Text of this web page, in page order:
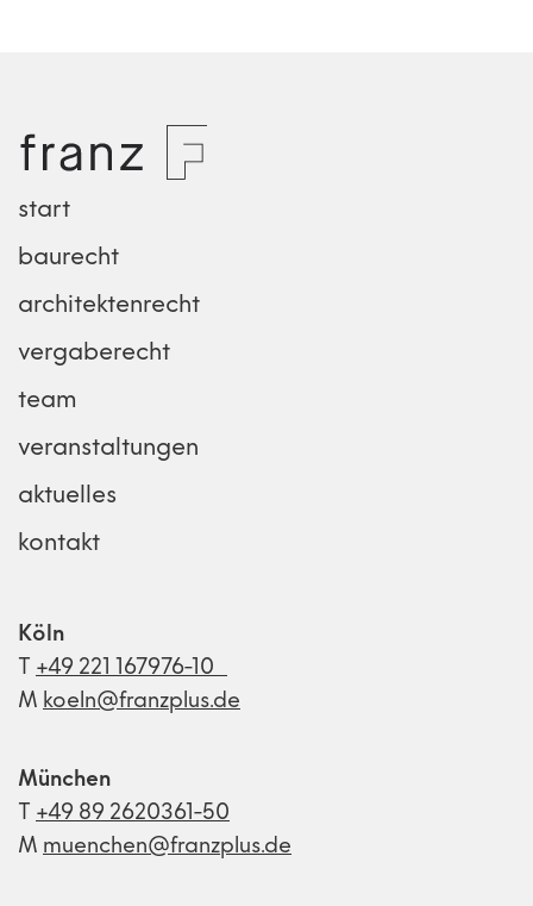
start
baurecht
architektenrecht
vergaberecht
team
veranstaltungen
aktuelles
kontakt
Köln
T +49 221 167976-10
M koeln@franzplus.de
München
T +49 89 2620361-50
M muenchen@franzplus.de